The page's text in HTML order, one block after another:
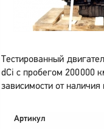
Тестированный
dCi с пробегом 200000
зависимости от наличия
Артикул